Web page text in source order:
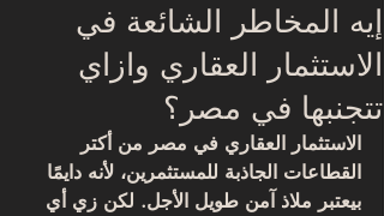
إيه المخاطر الشائعة في
الاستثمار العقاري وازاي
تتجنبها في مصر؟
الاستثمار العقاري في مصر من أكتر
القطاعات الجاذبة للمستثمرين، لأنه دايمًا
بيعتبر ملاذ آمن طويل الأجل. لكن زي أي